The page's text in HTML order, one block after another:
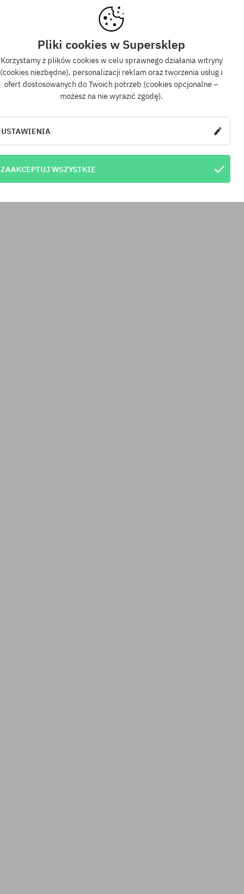
Pliki cookies w Supersklep
Korzystamy z plików cookies w celu sprawnego działania witryny
(cookies niezbędne), personalizacji reklam oraz tworzenia usług i
ofert dostosowanych do Twoich potrzeb (cookies opcjonalne –
możesz na nie wyrazić zgodę).
USTAWIENIA
ZAAKCEPTUJ WSZYSTKIE